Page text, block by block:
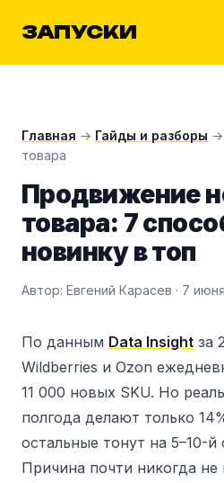
ЗАПУСКИ
Главная → Гайды и разборы →
товара
Продвижение
товара: 7
новинку в топ
Автор: Евгений Карасев · 7
По данным Data Insight за
Wildberries и Ozon
11 000 новых SKU. Но
полгода делают только
остальные тонут на 5–10-
Причина почти никогда